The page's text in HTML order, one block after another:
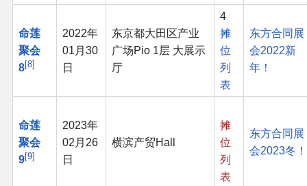
命莲
聚会
8 8
2022年
01月30
日
东京都大田区产业
广场Pio 1层 大展示
厅
4
摊
位
列
表
东方合同展
会2022新
年！
命莲
聚会
9 9
2023年
02月26
日
横滨产贸Hall
摊
位
列
表
东方合同展
会2023冬！